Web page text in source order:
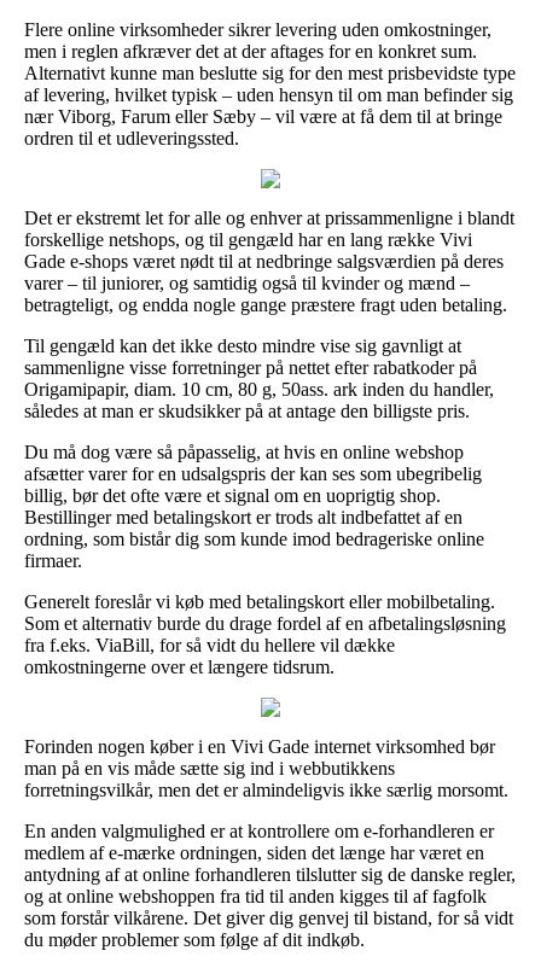
Flere online virksomheder sikrer levering uden omkostninger,
men i reglen afkræver det at der aftages for en konkret sum.
Alternativt kunne man beslutte sig for den mest prisbevidste type
af levering, hvilket typisk – uden hensyn til om man befinder sig
nær Viborg, Farum eller Sæby – vil være at få dem til at bringe
ordren til et udleveringssted.
Det er ekstremt let for alle og enhver at prissammenligne i blandt
forskellige netshops, og til gengæld har en lang række Vivi
Gade e-shops været nødt til at nedbringe salgsværdien på deres
varer – til juniorer, og samtidig også til kvinder og mænd –
betragteligt, og endda nogle gange præstere fragt uden betaling.
Til gengæld kan det ikke desto mindre vise sig gavnligt at
sammenligne visse forretninger på nettet efter rabatkoder på
Origamipapir, diam. 10 cm, 80 g, 50ass. ark inden du handler,
således at man er skudsikker på at antage den billigste pris.
Du må dog være så påpasselig, at hvis en online webshop
afsætter varer for en udsalgspris der kan ses som ubegribelig
billig, bør det ofte være et signal om en uoprigtig shop.
Bestillinger med betalingskort er trods alt indbefattet af en
ordning, som bistår dig som kunde imod bedrageriske online
firmaer.
Generelt foreslår vi køb med betalingskort eller mobilbetaling.
Som et alternativ burde du drage fordel af en afbetalingsløsning
fra f.eks. ViaBill, for så vidt du hellere vil dække
omkostningerne over et længere tidsrum.
Forinden nogen køber i en Vivi Gade internet virksomhed bør
man på en vis måde sætte sig ind i webbutikkens
forretningsvilkår, men det er almindeligvis ikke særlig morsomt.
En anden valgmulighed er at kontrollere om e-forhandleren er
medlem af e-mærke ordningen, siden det længe har været en
antydning af at online forhandleren tilslutter sig de danske regler,
og at online webshoppen fra tid til anden kigges til af fagfolk
som forstår vilkårene. Det giver dig genvej til bistand, for så vidt
du møder problemer som følge af dit indkøb.